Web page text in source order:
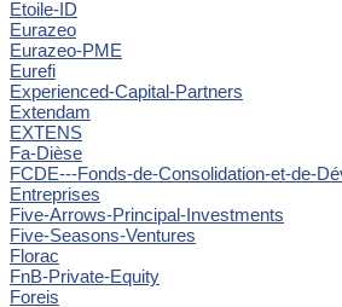
Etoile-ID
Eurazeo
Eurazeo-PME
Eurefi
Experienced-Capital-Partners
Extendam
EXTENS
Fa-Dièse
FCDE---Fonds-de-Consolidation-et-de-
Entreprises
Five-Arrows-Principal-Investments
Five-Seasons-Ventures
Florac
FnB-Private-Equity
Foreis